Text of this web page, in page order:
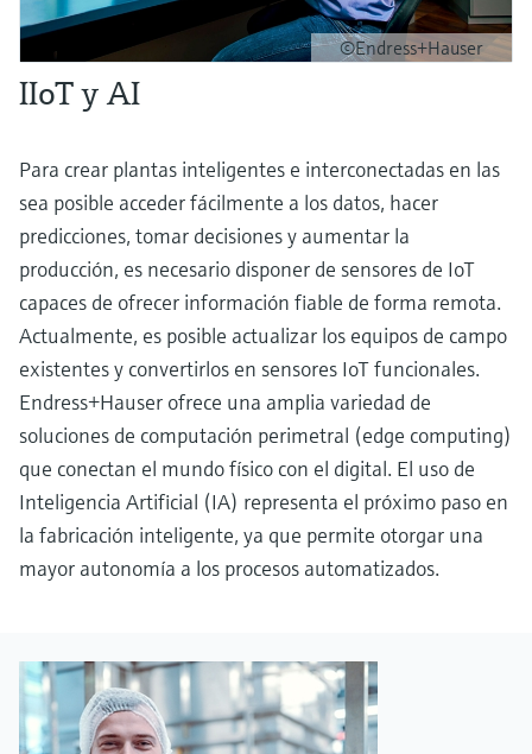
©Endress+Hauser
IIoT y AI
Para crear plantas inteligentes e interconectadas en las
sea posible acceder fácilmente a los datos, hacer
predicciones, tomar decisiones y aumentar la
producción, es necesario disponer de sensores de IoT
capaces de ofrecer información fiable de forma remota.
Actualmente, es posible actualizar los equipos de campo
existentes y convertirlos en sensores IoT funcionales.
Endress+Hauser ofrece una amplia variedad de
soluciones de computación perimetral (edge computing)
que conectan el mundo físico con el digital. El uso de
Inteligencia Artificial (IA) representa el próximo paso en
la fabricación inteligente, ya que permite otorgar una
mayor autonomía a los procesos automatizados.